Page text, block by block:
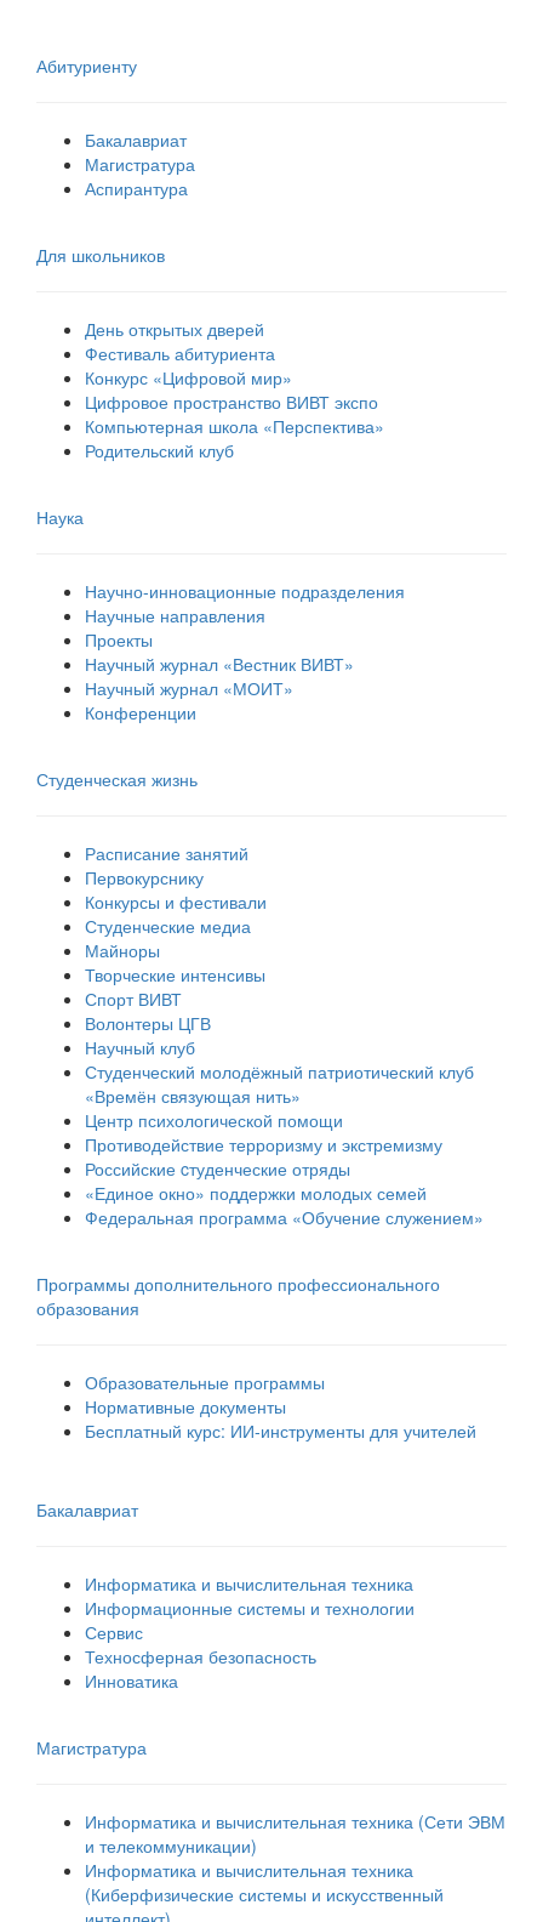
Абитуриенту
Бакалавриат
Магистратура
Аспирантура
Для школьников
День открытых дверей
Фестиваль абитуриента
Конкурс «Цифровой мир»
Цифровое пространство ВИВТ экспо
Компьютерная школа «Перспектива»
Родительский клуб
Наука
Научно-инновационные подразделения
Научные направления
Проекты
Научный журнал «Вестник ВИВТ»
Научный журнал «МОИТ»
Конференции
Студенческая жизнь
Расписание занятий
Первокурснику
Конкурсы и фестивали
Студенческие медиа
Майноры
Творческие интенсивы
Спорт ВИВТ
Волонтеры ЦГВ
Научный клуб
Студенческий молодёжный патриотический клуб
«Времён связующая нить»
Центр психологической помощи
Противодействие терроризму и экстремизму
Российские cтуденческие отряды
«Единое окно» поддержки молодых семей
Федеральная программа «Обучение служением»
Программы дополнительного профессионального
образования
Образовательные программы
Нормативные документы
Бесплатный курс: ИИ‑инструменты для учителей
Бакалавриат
Информатика и вычислительная техника
Информационные системы и технологии
Сервис
Техносферная безопасность
Инноватика
Магистратура
Информатика и вычислительная техника (Сети ЭВМ
и телекоммуникации)
Информатика и вычислительная техника
(Киберфизические системы и искусственный